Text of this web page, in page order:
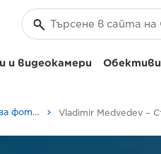
видеокамери Обективи
Съвети и техники за фотография и печат